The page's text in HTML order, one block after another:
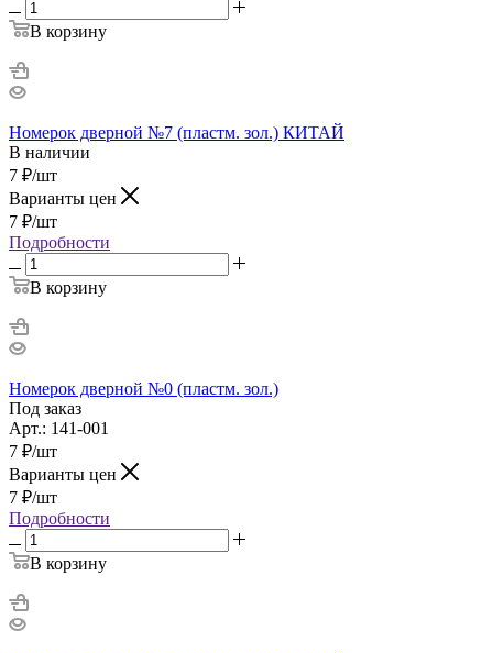
В корзину
Номерок дверной №7 (пластм. зол.) КИТАЙ
В наличии
7 ₽/шт
Варианты цен
7 ₽/шт
Подробности
В корзину
Номерок дверной №0 (пластм. зол.)
Под заказ
Арт.: 141-001
7 ₽/шт
Варианты цен
7 ₽/шт
Подробности
В корзину